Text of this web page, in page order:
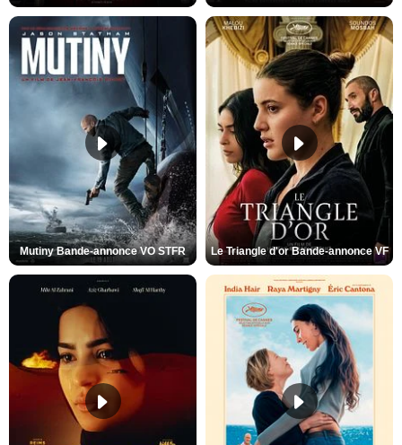
Mutiny Bande-annonce VO STFR Le Triangle d'or Bande-annonce VF